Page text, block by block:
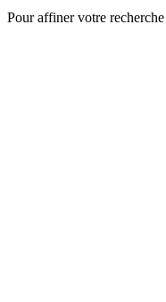
Pour affiner votre recherche